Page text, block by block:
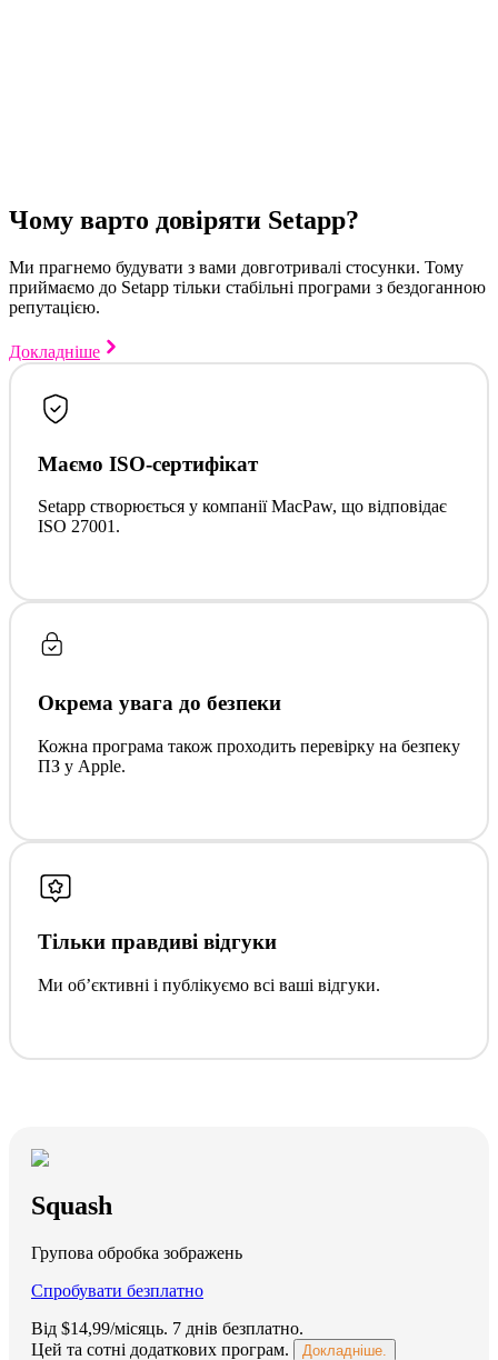
Чому варто довіряти Setapp?
Ми прагнемо будувати з вами довготривалі стосунки. Тому
приймаємо до Setapp тільки стабільні програми з бездоганною
репутацією.
Докладніше
Маємо ISO-сертифікат
Setapp створюється у компанії MacPaw, що відповідає
ISO 27001.
Окрема увага до безпеки
Кожна програма також проходить перевірку на безпеку
ПЗ у Apple.
Тільки правдиві відгуки
Ми обʼєктивні і публікуємо всі ваші відгуки.
Squash
Групова обробка зображень
Спробувати безплатно
Від $14,99/місяць. 7 днів безплатно.
Цей та сотні додаткових програм.
Докладніше.